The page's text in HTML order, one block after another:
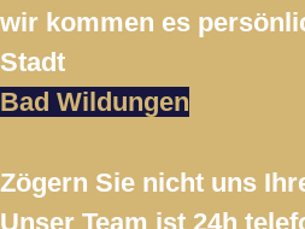
wir kommen es
Stadt
Bad Wildungen
Zögern Sie nicht uns
Unser Team ist 24h